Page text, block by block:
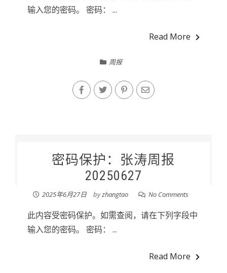
输入您的密码。 密码： ...
Read More
周报
密码保护：张涛周报
20250627
2025年6月27日 byzhangtao No Comments
此内容受密码保护。如需查阅，请在下列字段中
输入您的密码。 密码： ...
Read More